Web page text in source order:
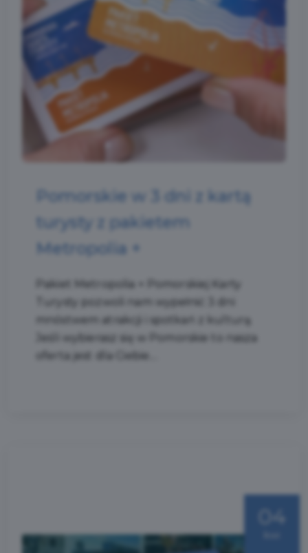
Pomorskie w 3 dni z kartą
turysty z pakietem
Metropolia +
Pakiet Metropolia + Pomorskiej Karty
Turysty pozwoli nam wypełnić 3 dni
mnóstwem atrakcji i spotkań z kulturą.
Jeśli wybierasz się w Pomorskie to nasza
oferta jest dla Ciebie....
04